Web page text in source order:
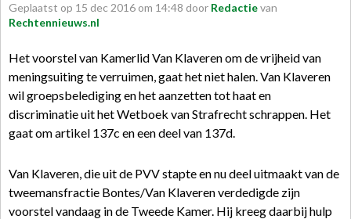
Geplaatst op 15 dec 2016 om 14:48 door Redactievan
Rechtennieuws.nl
Het voorstel van Kamerlid Van Klaveren om de vrijheid van
meningsuiting te verruimen, gaat het niet halen. Van Klaveren
wil groepsbelediging en het aanzetten tot haat en
discriminatie uit het Wetboek van Strafrecht schrappen. Het
gaat om artikel 137c en een deel van 137d.
Van Klaveren, die uit de PVV stapte en nu deel uitmaakt van de
tweemansfractie Bontes/Van Klaveren verdedigde zijn
voorstel vandaag in de Tweede Kamer. Hij kreeg daarbij hulp